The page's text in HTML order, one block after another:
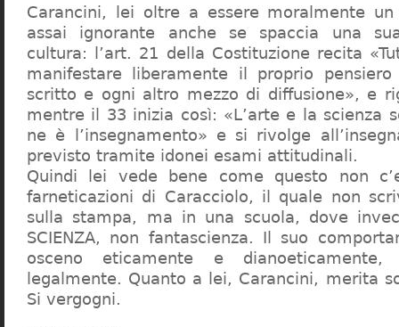
Carancini, lei oltre a essere moralmente
assai ignorante anche se spaccia una
cultura: l’art. 21 della Costituzione recita
manifestare liberamente il proprio
scritto e ogni altro mezzo di diffusione», e
mentre il 33 inizia così: «L’arte e la scienza
ne è l’insegnamento» e si rivolge
previsto tramite idonei esami attitudinali.
Quindi lei vede bene come questo non
farneticazioni di Caracciolo, il quale non
sulla stampa, ma in una scuola, dove
SCIENZA, non fantascienza. Il suo
osceno eticamente e dianoeticamente,
legalmente. Quanto a lei, Carancini, merita
Si vergogni.